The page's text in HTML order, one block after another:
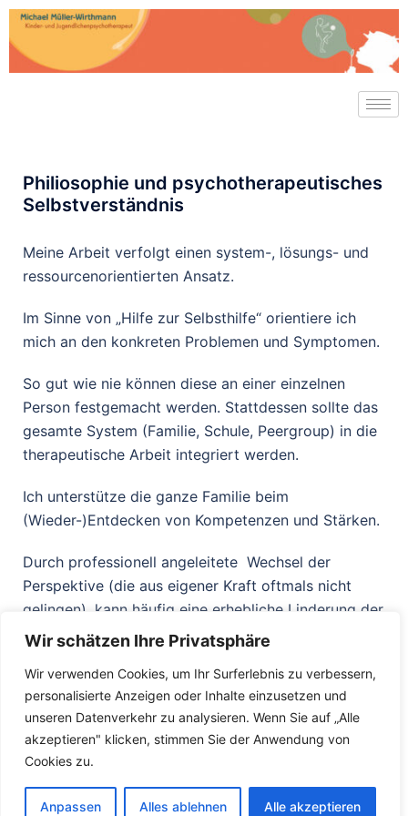
Wir schätzen Ihre Privatsphäre
Wir verwenden Cookies, um Ihr Surferlebnis zu verbessern,
personalisierte Anzeigen oder Inhalte einzusetzen und
unseren Datenverkehr zu analysieren. Wenn Sie auf „Alle
akzeptieren" klicken, stimmen Sie der Anwendung von
Cookies zu.
Anpassen Alles ablehnen Alle akzeptieren
Philiosophie und psychotherapeutisches
Selbstverständnis
Meine Arbeit verfolgt einen system-, lösungs- und
ressourcenorientierten Ansatz.
Im Sinne von „Hilfe zur Selbsthilfe“ orientiere ich
mich an den konkreten Problemen und Symptomen.
So gut wie nie können diese an einer einzelnen
Person festgemacht werden. Stattdessen sollte das
gesamte System (Familie, Schule, Peergroup) in die
therapeutische Arbeit integriert werden.
Ich unterstütze die ganze Familie beim
(Wieder-)Entdecken von Kompetenzen und Stärken.
Durch professionell angeleitete Wechsel der
Perspektive (die aus eigener Kraft oftmals nicht
gelingen), kann häufig eine erhebliche Linderung der
Probleme erreicht und völlig neue
Veränderungsansätze aufgezeigt werden.